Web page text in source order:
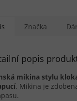
Značka
popis
mikina stylu
. Mikina je